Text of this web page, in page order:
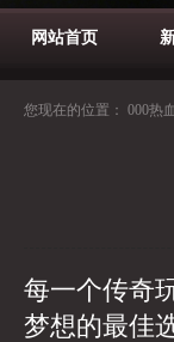
网站首页
您现在的位置： 000热
每一个传奇
梦想的最佳